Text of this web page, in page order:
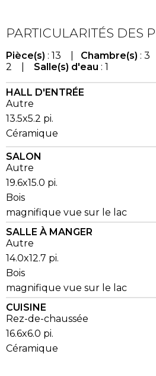
PARTICULARITÉS DES
Pièce(s) : 13 | Chambre(s) :
2 |
Salle(s) d'eau : 1
HALL D'ENTRÉE
Autre
13.5x5.2 pi.
Céramique
SALON
Autre
19.6x15.0 pi.
Bois
magnifique vue sur le lac
SALLE À MANGER
Autre
14.0x12.7 pi.
Bois
magnifique vue sur le lac
CUISINE
Rez-de-chaussée
16.6x6.0 pi.
Céramique